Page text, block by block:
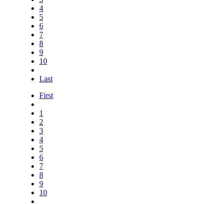
4
5
6
7
8
9
10
Last
First
1
2
3
4
5
6
7
8
9
10